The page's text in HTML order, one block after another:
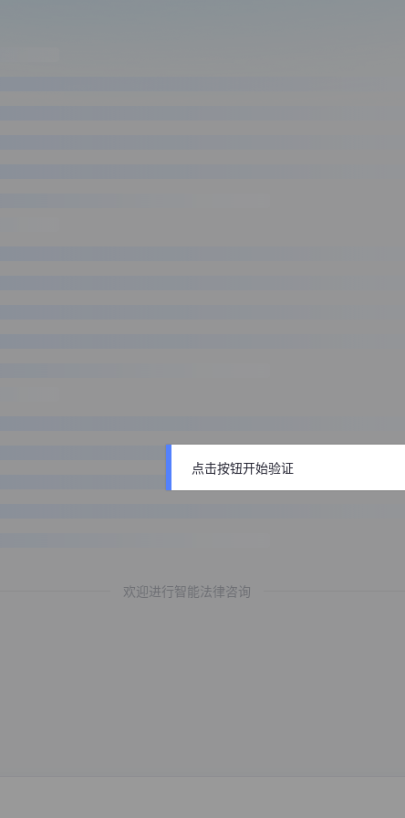
欢迎进行智能法律咨询
点击按钮开始验证